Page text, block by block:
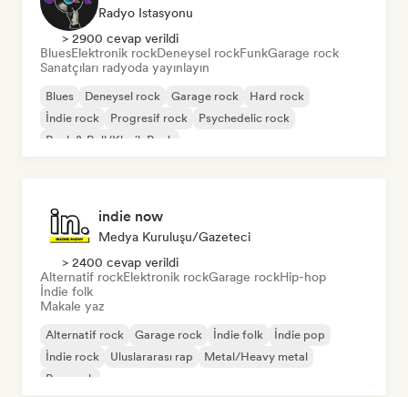
Radyo Istasyonu
> 2900 cevap verildi
BluesElektronik rockDeneysel rockFunkGarage rock
Sanatçıları radyoda yayınlayın
Blues Deneysel rock Garage rock
Hard rock
İndie rock
Progresif rock
Psychedelic rock
Rock & Roll/Klasik Rock
indie now
Medya Kuruluşu/Gazeteci
> 2400 cevap verildi
Alternatif rockElektronik rockGarage rockHip-hop
İndie folk
Makale yaz
Alternatif rock Garage rock İndie folk
İndie pop
İndie rock
Uluslararası rap
Metal/Heavy metal
Pop rock